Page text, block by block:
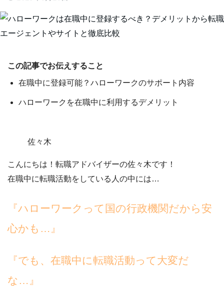
この記事でお伝えすること
在職中に登録可能？ハローワークのサポート内容
ハローワークを在職中に利用するデメリット
佐々木
こんにちは！転職アドバイザーの佐々木です！
在職中に転職活動をしている人の中には…
『ハローワークって国の行政機関だから安
心かも…』
『でも、在職中に転職活動って大変だ
な… 』